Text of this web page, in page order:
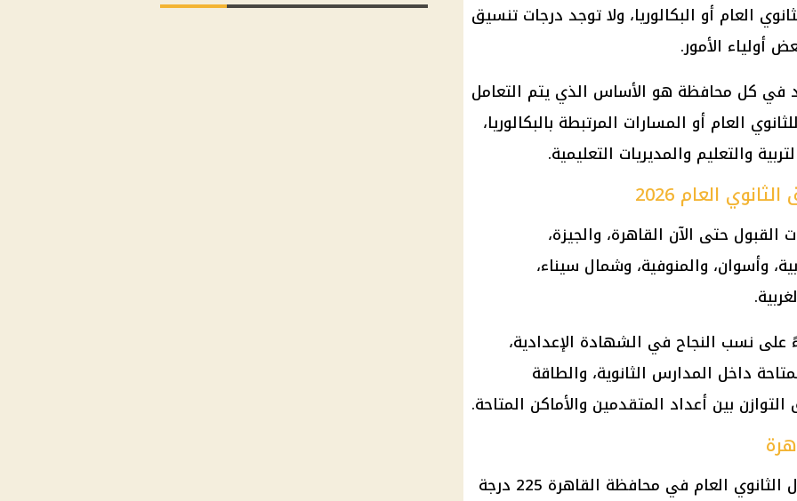
العام أو البكالوريا، ولا توجد درجات تنسيق
أولياء الأمور.
في كل محافظة هو الأساس الذي يتم التعامل
العام أو المسارات المرتبطة بالبكالوريا،
والتعليم والمديريات التعليمية.
العام 2026
حتى الآن القاهرة، والجيزة،
وأسوان، والمنوفية، وشمال سيناء،
على نسب النجاح في الشهادة الإعدادية،
داخل المدارس الثانوية، والطاقة
بين أعداد المتقدمين والأماكن المتاحة.
بلغ الحد الأدنى للقبول بالصف الأول الثانوي العام في محافظة القاهرة 225 درجة